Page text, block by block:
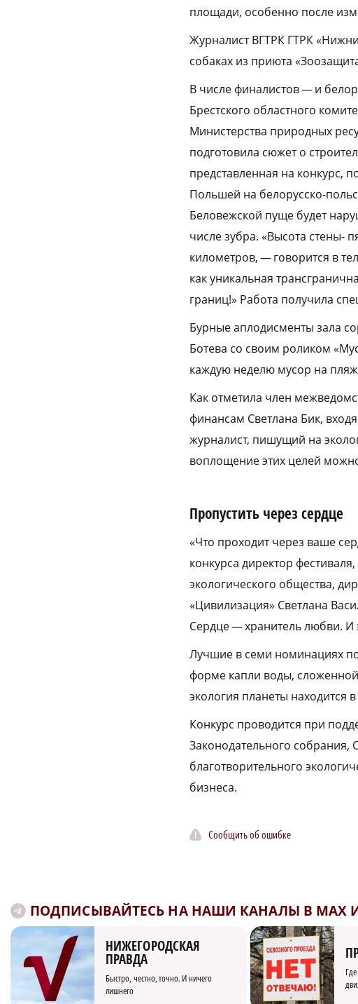
площади, особенно после
Журналист ВГТРК ГТРК
собаках из приюта
В числе финалистов — и
Брестского областного
Министерства природных
подготовила сюжет о
представленная на конкурс,
Польшей на белорусско-
Беловежской пуще будет
числе зубра. «Высота стены-
километров, — говорится в
как уникальная
границ!» Работа получила
Бурные аплодисменты зала
Ботева со своим роликом
каждую неделю мусор на
Как отметила член
финансам Светлана Бик,
журналист, пишущий на
воплощение этих целей
Пропустить через сердце
«Что проходит через ваше
конкурса директор
экологического общества,
«Цивилизация» Светлана
Сердце — хранитель любви. И
Лучшие в семи номинациях
форме капли воды,
экология планеты находится
Конкурс проводится при
Законодательного
благотворительного
бизнеса.
Сообщить об ошибке
ПОДПИСЫВАЙТЕСЬ НА НАШИ КАНАЛЫ В MAX И
НИЖЕГОРОДСКАЯ
ПРАВДА
Быстро, честно, точно. И ничего
лишнего